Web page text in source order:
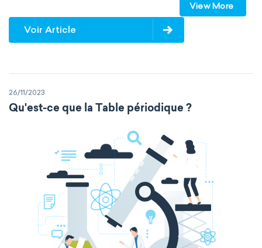
Solid-state chemistry Spectroscopy
Stereochemistry Surface science
Biochemistry
Genetic engineering Biophysical chemistry
Medicinal chemistry
Organometallic chemistry
Physical organic chemistry Polymer chemistry
View More
Voir Article
26/11/2023
Qu'est-ce que la Table périodique ?